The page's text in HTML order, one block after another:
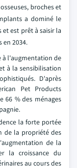
broches et
a dominé le
et est prêt à saisir la
en 2034.
à l'augmentation de
à la sensibilisation
D'après
Pet Products
66 % des ménages
la forte portée
de la propriété des
de la
la croissance du
au cours des